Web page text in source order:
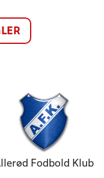
Fodbold Klub